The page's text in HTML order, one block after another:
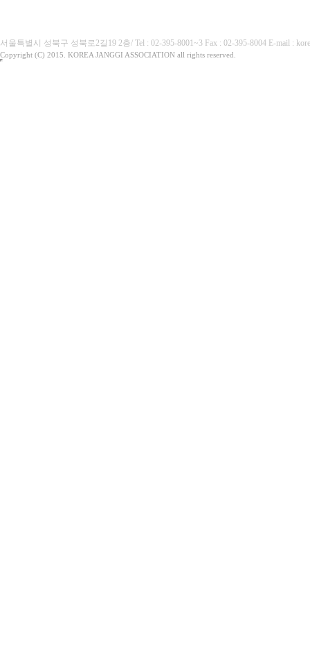
서울특별시 성북구 성북로2길19 2층/ Tel : 02-395-8001~3 Fax : 02-395-8004 E-mail :
Copyright (C) 2015. KOREA JANGGI ASSOCIATION all rights reserved.